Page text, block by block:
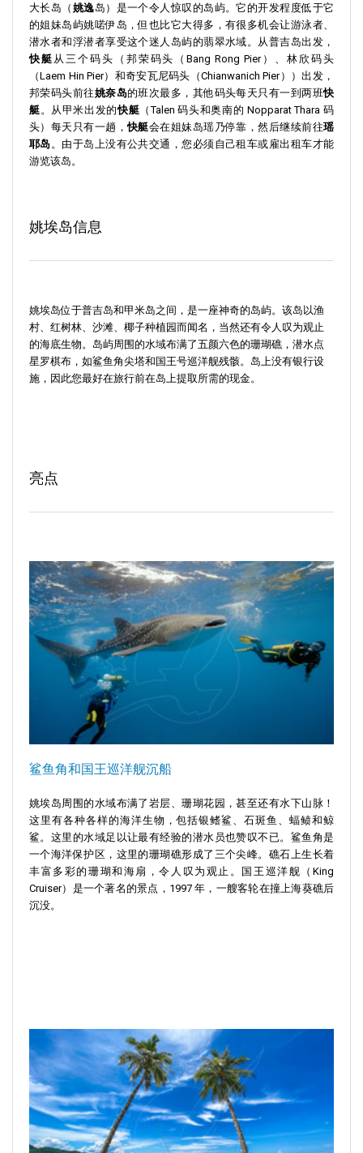
大长岛（ 姚逸岛）是一个令人惊叹的岛屿。它的开发程度低于它
的姐妹岛屿姚喏伊岛，但也比它大得多，有很多机会让游泳者、
潜水者和浮潜者享受这个迷人岛屿的翡翠水域。从普吉岛出发，
快艇 从三个码头（邦荣码头（Bang Rong Pier）、林欣码头
（Laem Hin Pier）和奇安瓦尼码头（Chianwanich Pier））出发，
邦荣码头前往姚奈岛的班次最多，其他码头每天只有一到两班快
艇 。从甲米出发的快艇 （Talen 码头和奥南的 Nopparat Thara 码
头）每天只有一趟，快艇会在姐妹岛瑶乃停靠，然后继续前往瑶
耶岛 。由于岛上没有公共交通，您必须自己租车或雇出租车才能
游览该岛。
姚埃岛信息
姚埃岛位于普吉岛和甲米岛之间，是一座神奇的岛屿。该岛以渔
村、红树林、沙滩、椰子种植园而闻名，当然还有令人叹为观止
的海底生物。岛屿周围的水域布满了五颜六色的珊瑚礁，潜水点
星罗棋布，如鲨鱼角尖塔和国王号巡洋舰残骸。岛上没有银行设
施，因此您最好在旅行前在岛上提取所需的现金。
亮点
鲨鱼角和国王巡洋舰沉船
姚埃岛周围的水域布满了岩层、珊瑚花园，甚至还有水下山脉！
这里有各种各样的海洋生物，包括银鳍鲨、石斑鱼、蝠鲼和鲸
鲨。这里的水域足以让最有经验的潜水员也赞叹不已。鲨鱼角是
一个海洋保护区，这里的珊瑚礁形成了三个尖峰。礁石上生长着
丰富多彩的珊瑚和海扇，令人叹为观止。国王巡洋舰（King
Cruiser）是一个著名的景点，1997 年，一艘客轮在撞上海葵礁后
沉没。